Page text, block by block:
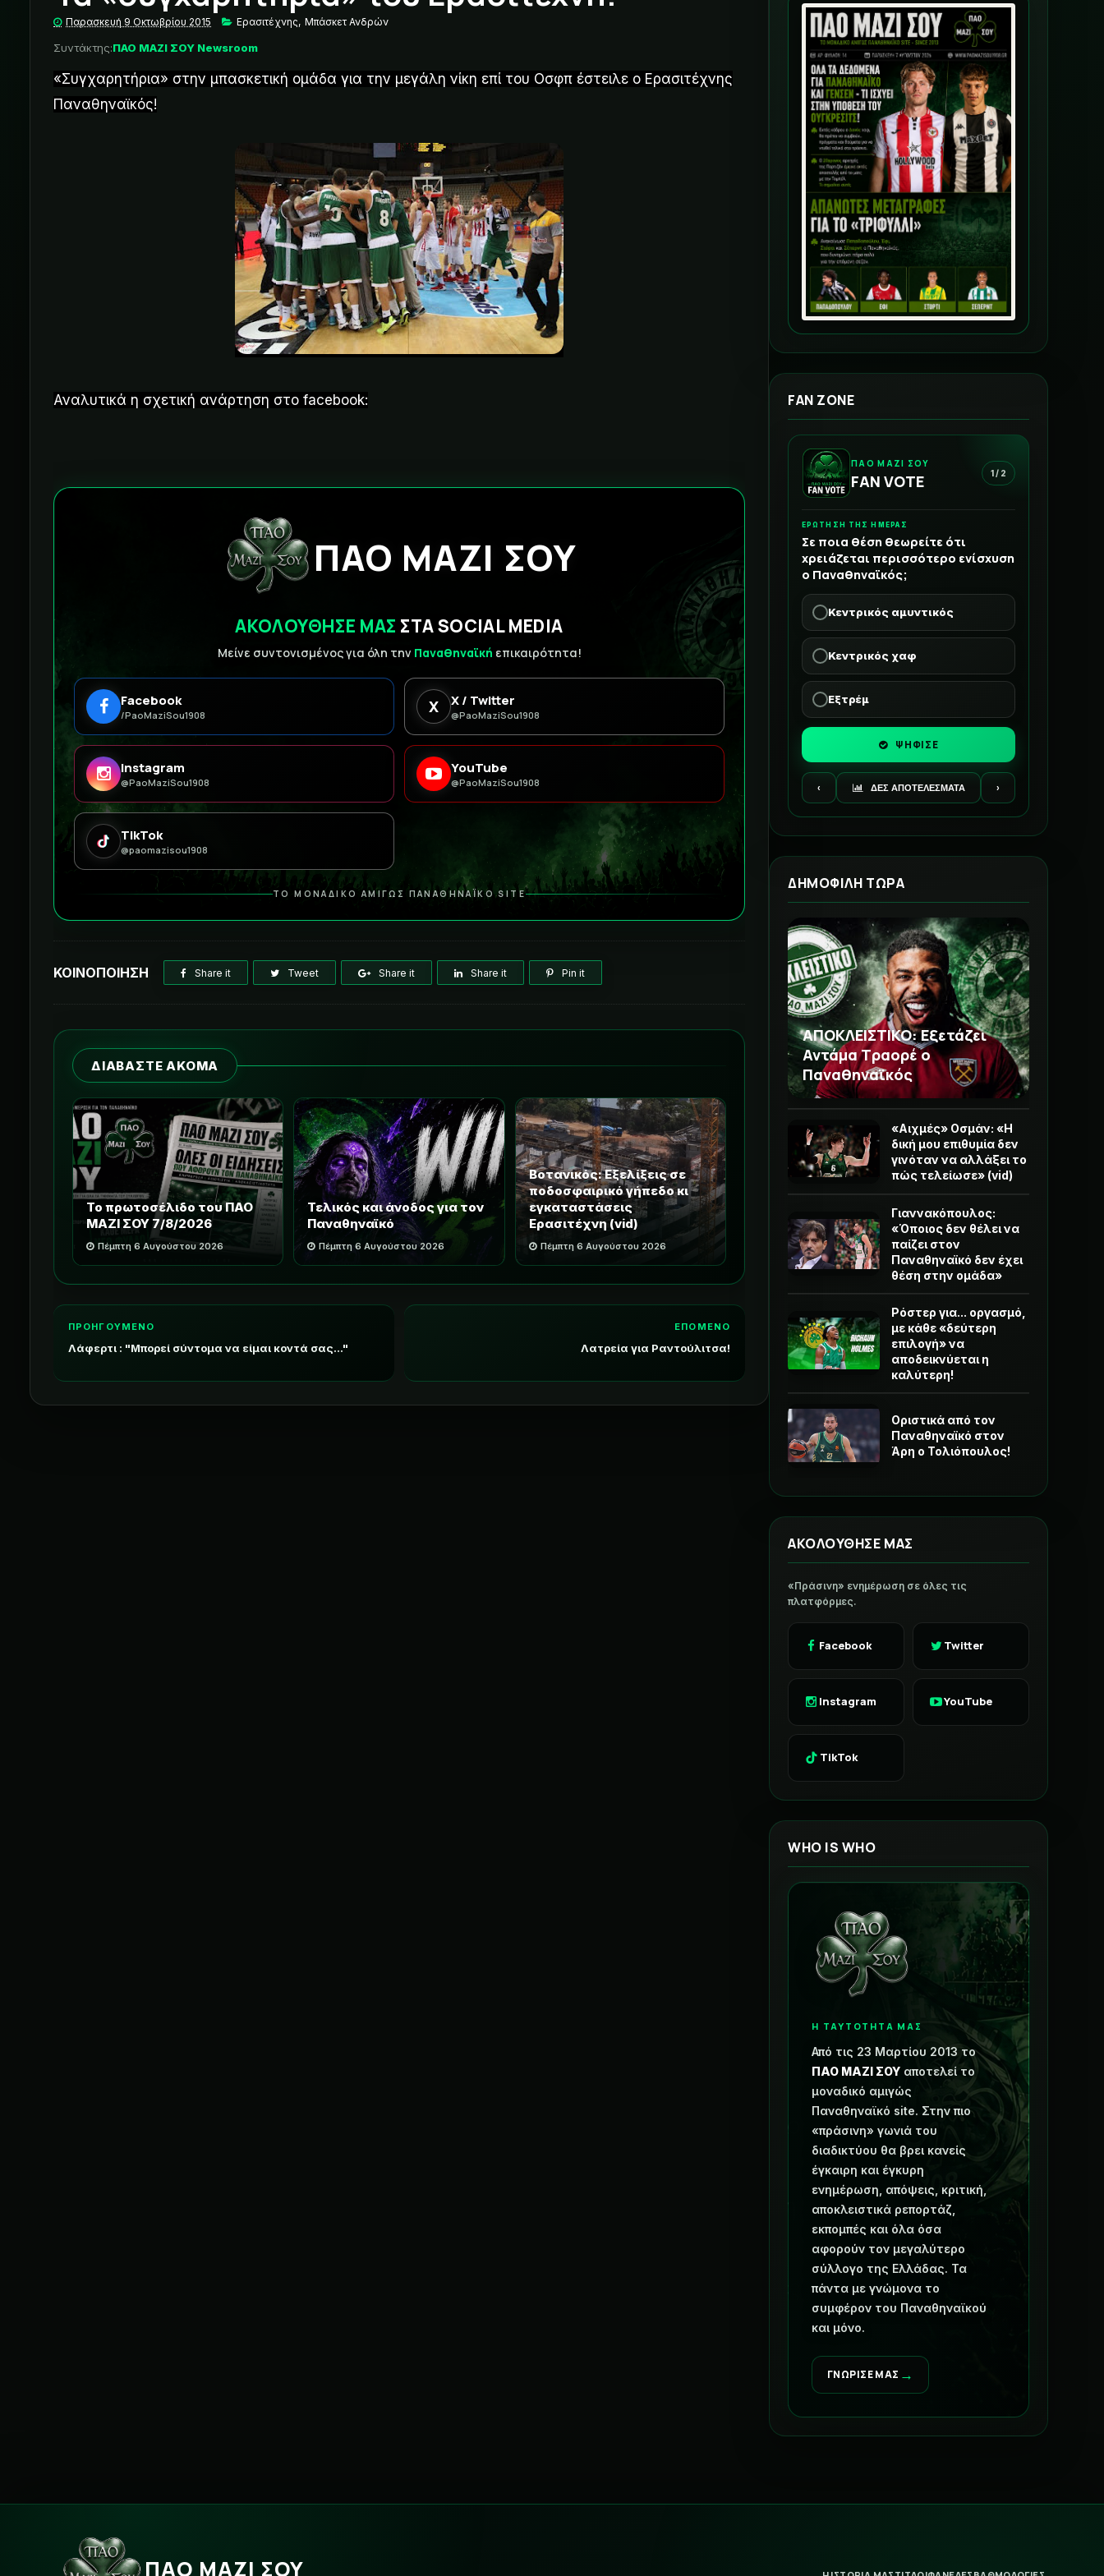
Παρασκευή 9 Οκτωβρίου 2015 Ερασιτέχνης, Μπάσκετ Ανδρών
Συντάκτης:ΠΑΟ ΜΑΖΙ ΣΟΥ Newsroom
«Συγχαρητήρια» στην μπασκετική ομάδα για την μεγάλη νίκη επί του Οσφπ έστειλε ο Ερασιτέχνης
Παναθηναϊκός!
Αναλυτικά η σχετική ανάρτηση στο facebook:
ΠΑΟ ΜΑΖΙ ΣΟΥ
ΑΚΟΛΟΥΘΗΣΕ ΜΑΣ ΣΤΑ SOCIAL MEDIA
Μείνε συντονισμένος για όλη την Παναθηναϊκή επικαιρότητα!
Facebook
/PaoMaziSou1908 X X / Twitter
@PaoMaziSou1908
Instagram
@PaoMaziSou1908
YouTube
@PaoMaziSou1908
TikTok
@paomazisou1908
ΤΟ ΜΟΝΑΔΙΚΟ ΑΜΙΓΩΣ ΠΑΝΑΘΗΝΑΪΚΟ SITE
ΚΟΙΝΟΠΟΙΗΣΗ Share it Tweet Share it Share it Pin it
ΔΙΑΒΑΣΤΕ ΑΚΟΜΑ
Το πρωτοσέλιδο του ΠΑΟ
ΜΑΖΙ ΣΟΥ 7/8/2026
Πέμπτη 6 Αυγούστου 2026
Τελικός και άνοδος για τον
Παναθηναϊκό
Πέμπτη 6 Αυγούστου 2026
Βοτανικός: Εξελίξεις σε
ποδοσφαιρικό γήπεδο κι
εγκαταστάσεις
Ερασιτέχνη (vid)
Πέμπτη 6 Αυγούστου 2026
ΕΠΟΜΕΝΟ
Λατρεία για Ραντούλιτσα!
ΠΡΟΗΓΟΥΜΕΝΟ
Λάφερτι : "Μπορεί σύντομα να είμαι κοντά σας..."
FAN ZONE
ΠΑΟ ΜΑΖΙ ΣΟΥ
FAN VOTE 1 / 2
ΕΡΩΤΗΣΗ ΤΗΣ ΗΜΕΡΑΣ
Σε ποια θέση θεωρείτε ότι
χρειάζεται περισσότερο ενίσχυση
ο Παναθηναϊκός;
Κεντρικός αμυντικός
Κεντρικός χαφ
Εξτρέμ
ΨΗΦΙΣΕ
‹ ΔΕΣ ΑΠΟΤΕΛΕΣΜΑΤΑ ›
ΔΗΜΟΦΙΛΗ ΤΩΡΑ
ΑΠΟΚΛΕΙΣΤΙΚΟ: Εξετάζει
Αντάμα Τραορέ ο
Παναθηναϊκός
«Αιχμές» Οσμάν: «Η
δική μου επιθυμία δεν
γινόταν να αλλάξει το
πώς τελείωσε» (vid)
Γιαννακόπουλος:
«Όποιος δεν θέλει να
παίζει στον
Παναθηναϊκό δεν έχει
θέση στην ομάδα»
Ρόστερ για... οργασμό,
με κάθε «δεύτερη
επιλογή» να
αποδεικνύεται η
καλύτερη!
Οριστικά από τον
Παναθηναϊκό στον
Άρη ο Τολιόπουλος!
ΑΚΟΛΟΥΘΗΣΕ ΜΑΣ
«Πράσινη» ενημέρωση σε όλες τις
πλατφόρμες.
Facebook Twitter
Instagram YouTube
TikTok
WHO IS WHO
Η ΤΑΥΤΟΤΗΤΑ ΜΑΣ
Από τις 23 Μαρτίου 2013 το
ΠΑΟ ΜΑΖΙ ΣΟΥ αποτελεί το
μοναδικό αμιγώς
Παναθηναϊκό site. Στην πιο
«πράσινη» γωνιά του
διαδικτύου θα βρει κανείς
έγκαιρη και έγκυρη
ενημέρωση, απόψεις, κριτική,
αποκλειστικά ρεπορτάζ,
εκπομπές και όλα όσα
αφορούν τον μεγαλύτερο
σύλλογο της Ελλάδας. Τα
πάντα με γνώμονα το
συμφέρον του Παναθηναϊκού
και μόνο.
ΓΝΩΡΙΣΕ ΜΑΣ →
ΠΑΟ ΜΑΖΙ ΣΟΥ